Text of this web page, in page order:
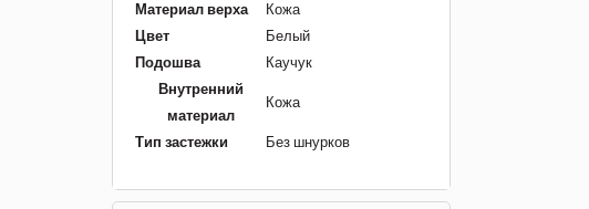
Материал верха
Кожа
Цвет
Белый
Подошва
Каучук
Внутренний
материал
Кожа
Тип застежки Без шнурков